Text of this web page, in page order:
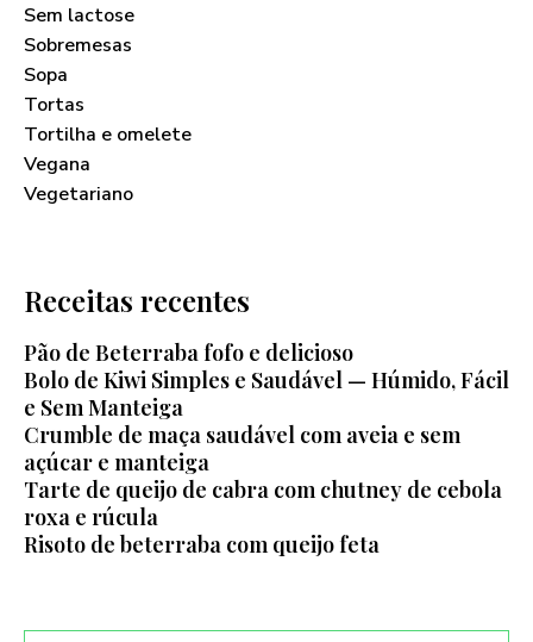
Sem lactose
Sobremesas
Sopa
Tortas
Tortilha e omelete
Vegana
Vegetariano
Receitas recentes
Pão de Beterraba fofo e delicioso
Bolo de Kiwi Simples e Saudável — Húmido, Fácil
e Sem Manteiga
Crumble de maça saudável com aveia e sem
açúcar e manteiga
Tarte de queijo de cabra com chutney de cebola
roxa e rúcula
Risoto de beterraba com queijo feta